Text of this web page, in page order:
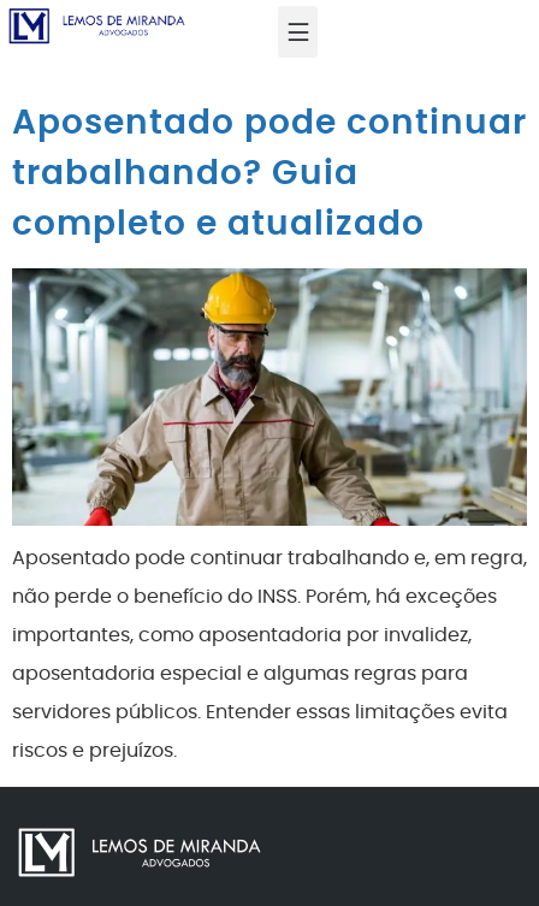
Aposentado pode continuar
trabalhando? Guia
completo e atualizado
Aposentado pode continuar trabalhando e, em regra,
não perde o benefício do INSS. Porém, há exceções
importantes, como aposentadoria por invalidez,
aposentadoria especial e algumas regras para
servidores públicos. Entender essas limitações evita
riscos e prejuízos.